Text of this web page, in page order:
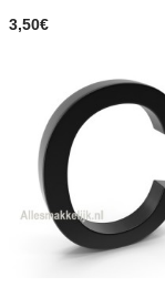
3,50€